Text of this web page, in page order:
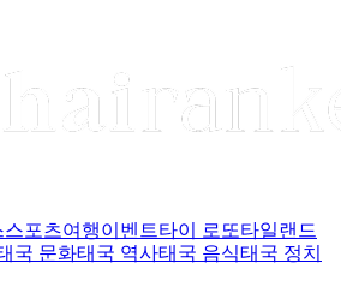
스포츠여행이벤트타이 로또타일랜드
국 문화태국 역사태국 음식태국 정치